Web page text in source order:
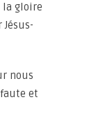
la gloire
nous
et